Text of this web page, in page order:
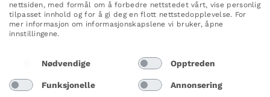
WOO ME
Norway
nettsiden, med formål om å forbedre nettstedet vårt, vise personlig
tilpasset innhold og for å gi deg en flott nettstedopplevelse. For
mer informasjon om informasjonskapslene vi bruker, åpne
innstillingene.
Nødvendige Opptreden
Funksjonelle Annonsering